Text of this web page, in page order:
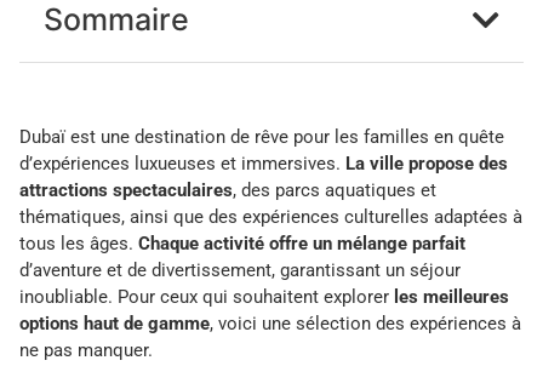
Sommaire
Dubaï est une destination de rêve pour les familles en quête
d’expériences luxueuses et immersives. La ville propose des
attractions spectaculaires, des parcs aquatiques et
thématiques, ainsi que des expériences culturelles adaptées à
tous les âges. Chaque activité offre un mélange parfait
d’aventure et de divertissement, garantissant un séjour
inoubliable. Pour ceux qui souhaitent explorer les meilleures
options haut de gamme, voici une sélection des expériences à
ne pas manquer.